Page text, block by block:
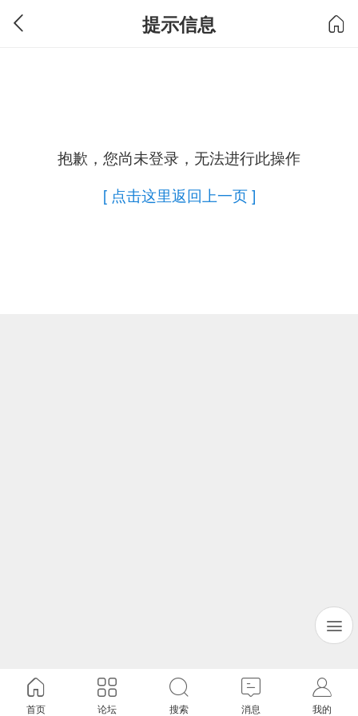
提示信息
抱歉，您尚未登录，无法进行此操作
[ 点击这里返回上一页 ]
首页 论坛 搜索 消息 我的